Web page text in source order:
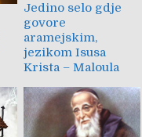
Jedino selo gdje
govore
aramejskim,
jezikom Isusa
Krista – Maloula